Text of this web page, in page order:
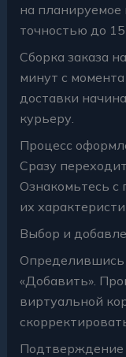
на планируемое
точностью до 15
Сборка заказа
минут с
доставки
курьеру.
Процесс
Сразу
Ознакомьтесь
их
Выбор и
Определившись
«Добавить».
виртуальной
Подтверждение